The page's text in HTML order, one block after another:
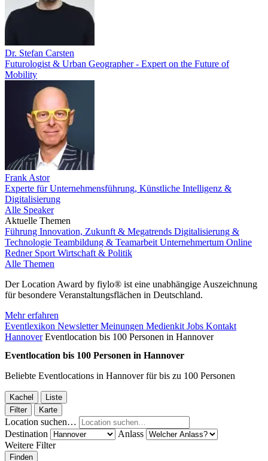
Dr. Stefan Carsten
Futurologist & Urban Geographer - Expert on the Future of
Mobility
Frank Astor
Experte für Unternehmensführung, Künstliche Intelligenz &
Digitalisierung
Alle Speaker
Aktuelle Themen
Führung Innovation, Zukunft & Megatrends Digitalisierung &
Technologie Teambildung & Teamarbeit Unternehmertum Online
Redner Sport Wirtschaft & Politik
Alle Themen
Der Location Award by fiylo® ist eine unabhängige Auszeichnung
für besondere Veranstaltungsflächen in Deutschland.
Mehr erfahren
Eventlexikon NewsletterMeinungen Medienkit Jobs Kontakt
Hannover Eventlocation bis 100 Personen in Hannover
Eventlocation bis 100 Personen in Hannover
Beliebte Eventlocations in Hannover für bis zu 100 Personen
Kachel
Liste
Filter
Karte
Location suchen…
Destination
Anlass
Weitere Filter
Finden